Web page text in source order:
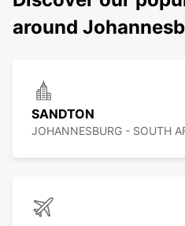
around
SANDTON
JOHANNESBURG - SOUTH